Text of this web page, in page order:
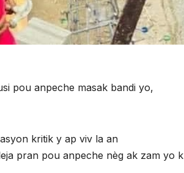
pou anpeche masak bandi yo,
kritik y ap viv la an
pran pou anpeche nèg ak zam yo k